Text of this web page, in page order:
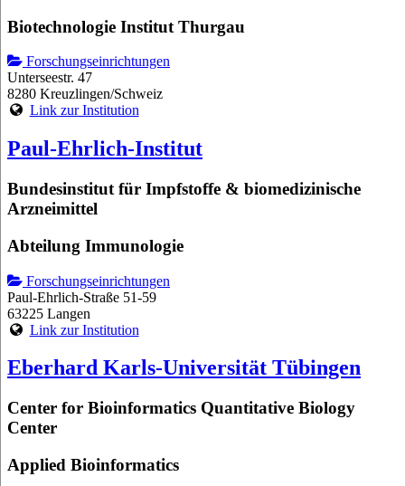
Biotechnologie Institut Thurgau
Forschungseinrichtungen
Unterseestr. 47
8280 Kreuzlingen/Schweiz
Link zur Institution
Paul-Ehrlich-Institut
Bundesinstitut für Impfstoffe & biomedizinische
Arzneimittel
Abteilung Immunologie
Forschungseinrichtungen
Paul-Ehrlich-Straße 51-59
63225 Langen
Link zur Institution
Eberhard Karls-Universität Tübingen
Center for Bioinformatics Quantitative Biology
Center
Applied Bioinformatics